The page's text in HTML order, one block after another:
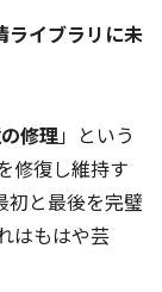
イブラリに未
修理」という
修復し維持す
初と最後を完璧
はもはや芸